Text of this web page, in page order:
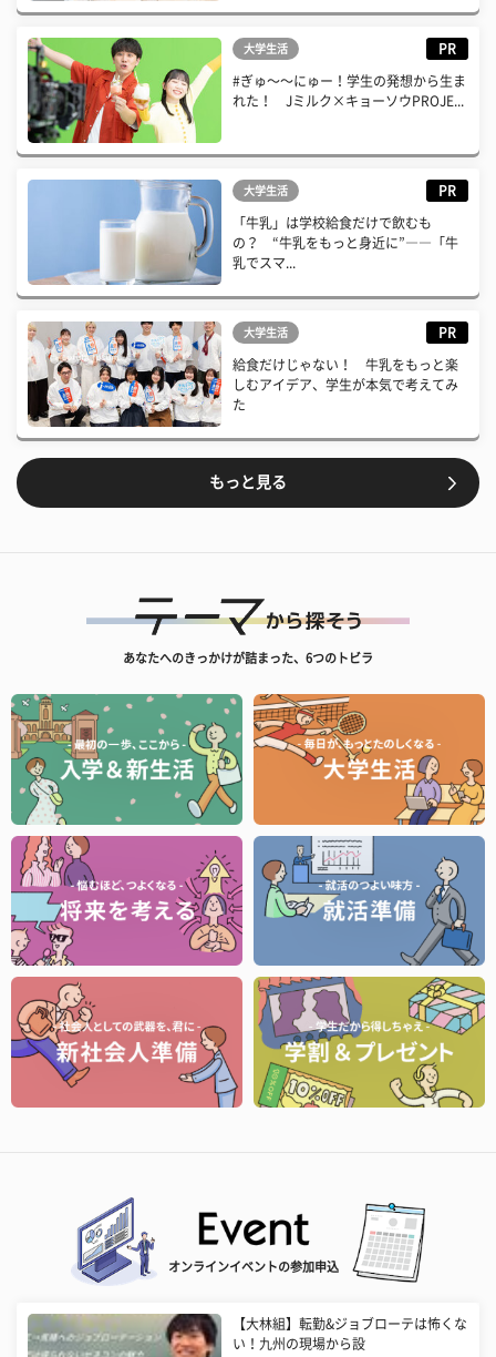
大学生活 PR
#ぎゅ〜〜にゅー！学生の発想から生ま
れた！ Jミルク×キョーソウPROJE...
大学生活 PR
「牛乳」は学校給食だけで飲むも
の？ “牛乳をもっと身近に”――「牛
乳でスマ...
大学生活 PR
給食だけじゃない！ 牛乳をもっと楽
しむアイデア、学生が本気で考えてみ
た
もっと見る
あなたへのきっかけが詰まった、6つのトビラ
オンラインイベントの参加申込
【大林組】転勤&ジョブローテは怖くな
い！九州の現場から設